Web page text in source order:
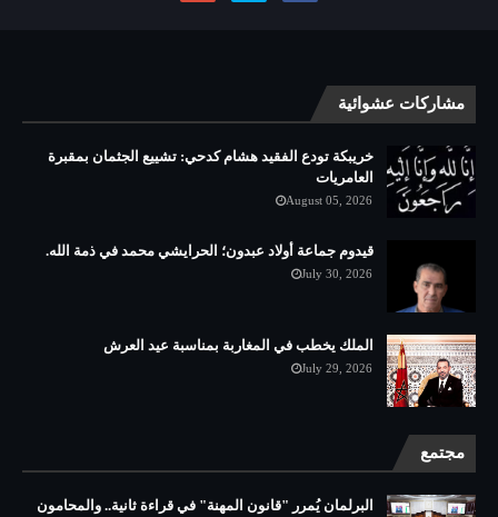
مشاركات عشوائية
خريبكة تودع الفقيد هشام كدحي: تشييع الجثمان بمقبرة
العامريات
August 05, 2026
قيدوم جماعة أولاد عبدون؛ الحرايشي محمد في ذمة الله.
July 30, 2026
الملك يخطب في المغاربة بمناسبة عيد العرش
July 29, 2026
مجتمع
البرلمان يُمرر "قانون المهنة" في قراءة ثانية.. والمحامون